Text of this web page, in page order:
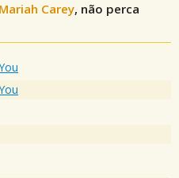
Mariah Carey, não perca